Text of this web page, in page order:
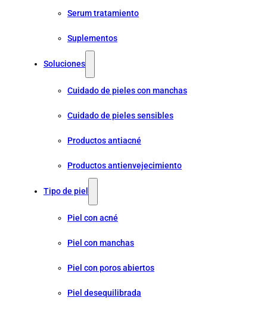
Serum tratamiento
Suplementos
Soluciones
Cuidado de pieles con manchas
Cuidado de pieles sensibles
Productos antiacné
Productos antienvejecimiento
Tipo de piel
Piel con acné
Piel con manchas
Piel con poros abiertos
Piel desequilibrada